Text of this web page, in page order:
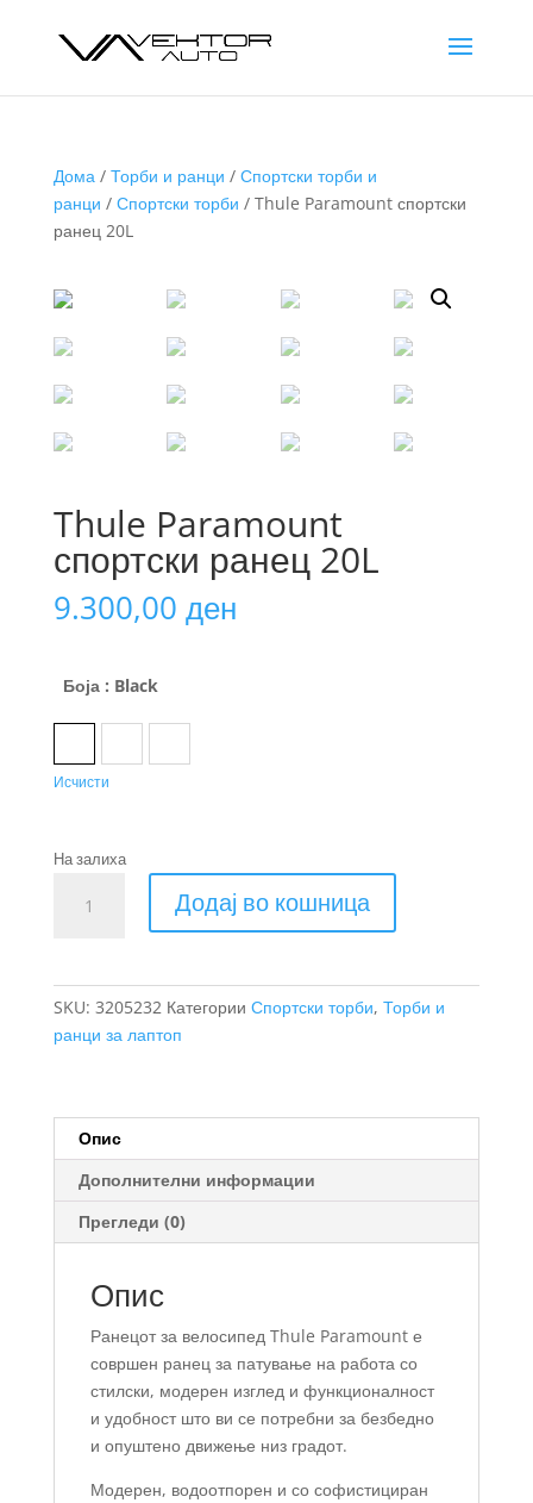
Дома/ Торби и ранци / Спортски торби и
ранци / Спортски торби / Thule Paramount спортски
ранец 20L
Thule Paramount
спортски ранец 20L
9.300,00 ден
Боја : Black
Исчисти
На залиха
Paramount
Додај во кошница
SKU: 3205232 Категории Спортски торби, Торби и
ранци за лаптоп
Опис
Дополнителни информации
Прегледи (0)
Опис
Ранецот за велосипед Thule Paramount е
совршен ранец за патување на работа со
стилски, модерен изглед и функционалност
и удобност што ви се потребни за безбедно
и опуштено движење низ градот.
Модерен, водоотпорен и со софистициран